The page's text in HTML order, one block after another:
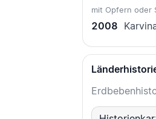
mit Opfern oder
2008